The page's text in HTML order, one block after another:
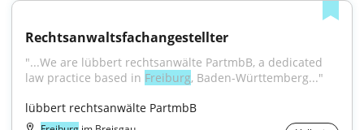
Rechtsanwaltsfachangestellter
"...We are lübbert rechtsanwälte PartmbB, a dedicated
law practice based in Freiburg, Baden-Württemberg..."
lübbert rechtsanwälte PartmbB